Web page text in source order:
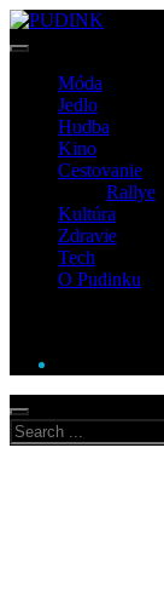
Móda
Jedlo
Hudba
Kino
Cestovanie
Rallye
Kultúra
Zdravie
Tech
O Pudinku